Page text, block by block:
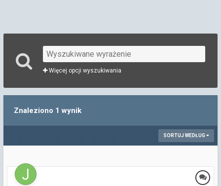
Więcej opcji wyszukiwania
Znaleziono 1 wynik
SORTUJ WEDŁUG